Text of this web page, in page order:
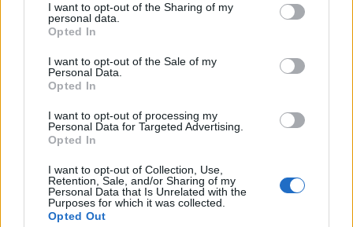
I want to opt-out of the Sharing of my
personal data.
Opted In
I want to opt-out of the Sale of my
Personal Data.
Opted In
I want to opt-out of processing my
Personal Data for Targeted Advertising.
Opted In
I want to opt-out of Collection, Use,
Retention, Sale, and/or Sharing of my
Personal Data that Is Unrelated with the
Purposes for which it was collected.
Opted Out
hi, wünsche allen einen schönen Abend.
Danke Bela für das Frühstück.
Danke euch für die Wünsche an meine Ma.
Der erste Arbeitstag war recht angenehm.
Wenn was benötigt wird bitte melden. Vielleicht hab ich
es ja.